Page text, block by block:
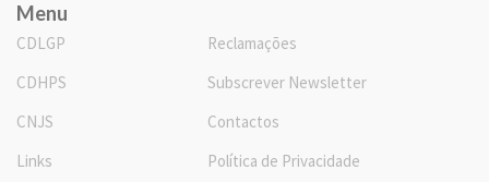
Menu
CDLGP
CDHPS
CNJS
Links
Reclamações
Subscrever Newsletter
Contactos
Política de Privacidade